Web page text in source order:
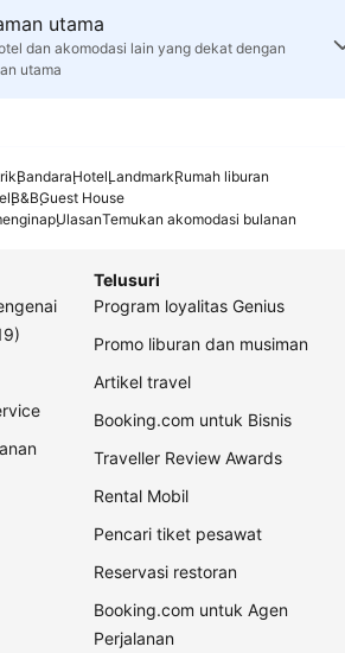
utama
dan akomodasi lain yang dekat dengan
utama
BandaraHotelLandmarkRumah liburan
B&BGuest House
UlasanTemukan akomodasi bulanan
Telusuri
Program loyalitas Genius
Promo liburan dan musiman
Artikel travel
Booking.com untuk Bisnis
Traveller Review Awards
Rental Mobil
Pencari tiket pesawat
Reservasi restoran
Booking.com untuk Agen
Perjalanan